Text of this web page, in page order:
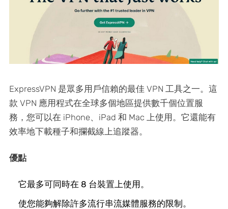
ExpressVPN 是眾多用戶信賴的最佳 VPN 工具之一。這
款 VPN 應用程式在全球多個地區提供數千個位置服
務，您可以在 iPhone、iPad 和 Mac 上使用。它還能有
效率地下載種子和攔截線上追蹤器。
優點
它最多可同時在 8 台裝置上使用。
使您能夠解除許多流行串流媒體服務的限制。